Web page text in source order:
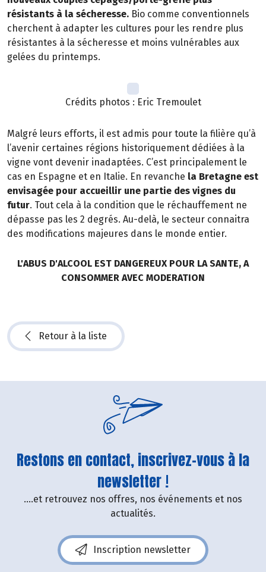
résistants à la sécheresse. Bio comme conventionnels
cherchent à adapter les cultures pour les rendre plus
résistantes à la sécheresse et moins vulnérables aux
gelées du printemps.
Crédits photos : Eric Tremoulet
Malgré leurs efforts, il est admis pour toute la filière qu’à
l’avenir certaines régions historiquement dédiées à la
vigne vont devenir inadaptées. C’est principalement le
cas en Espagne et en Italie. En revanche la Bretagne est
envisagée pour accueillir une partie des vignes du
futur. Tout cela à la condition que le réchauffement ne
dépasse pas les 2 degrés. Au-delà, le secteur connaitra
des modifications majeures dans le monde entier.
L'ABUS D'ALCOOL EST DANGEREUX POUR LA SANTE, A
CONSOMMER AVEC MODERATION
Retour à la liste
Restons en contact, inscrivez-vous à la
newsletter !
....et retrouvez nos offres, nos événements et nos
actualités.
Inscription newsletter